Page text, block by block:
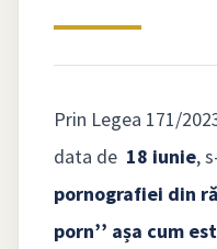
Prin Legea 171/
data de 18 iunie,
pornografiei din
porn’’ așa cum